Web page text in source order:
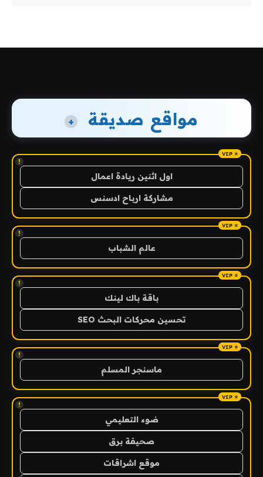
مواقع صديقة +
!
اول اثنين ريادة اعمال
مشاركة ارباح ادسنس
!
عالم الشباب
!
باقة باك لينك
تحسين محركات البحث SEO
!
ماسنجر المسلم
!
ضوء التعليمي
صحيفة برق
موقع اشراقات